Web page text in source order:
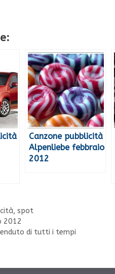
Canzone pubblicità
Alpenliebe febbraio
2012
,spot
2012
di tutti i tempi